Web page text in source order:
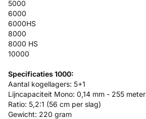
5000
6000
6000HS
8000
8000 HS
10000
Specificaties 1000:
Aantal kogellagers: 5+1
Lijncapaciteit Mono: 0,14 mm - 255 meter
Ratio: 5,2:1 (56 cm per slag)
Gewicht: 220 gram